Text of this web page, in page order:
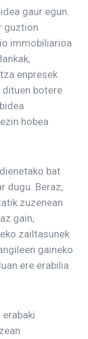
gaur egun.
guztion
immobiliarioa
enpresek
botere
hobea
bat
dugu. Beraz,
zuzenean
gain,
zailtasunek
gaineko
ere erabilia